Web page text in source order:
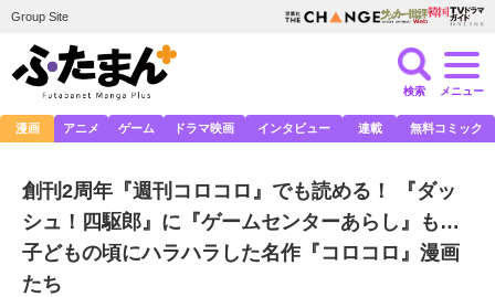
Group Site
検索 メニュー
漫画 アニメ ゲーム ドラマ映画 インタビュー 連載 無料コミック
創刊2周年『週刊コロコロ』でも読める！ 『ダッ
シュ！四駆郎』に『ゲームセンターあらし』も…
子どもの頃にハラハラした名作『コロコロ』漫画
たち